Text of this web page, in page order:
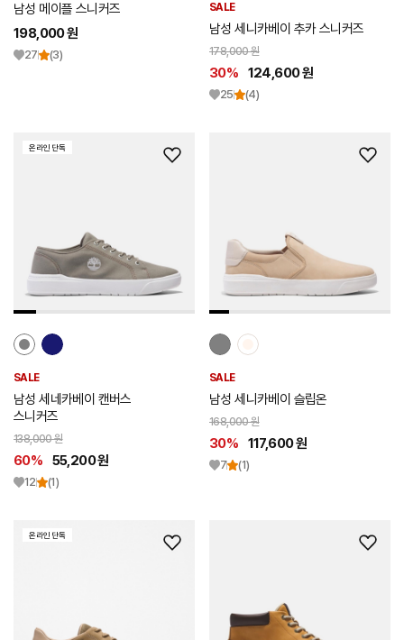
남성 메이플 스니커즈
198,000 원
27 (3)
SALE
남성 세니카베이 추카 스니커즈
178,000 원
30% 124,600 원
25 (4)
위
추
가
온라인 단독
SALE
남성 세네카베이 캔버스
스니커즈
138,000 원
60% 55,200 원
12 (1)
위
추
가
SALE
남성 세니카베이 슬립온
168,000 원
30% 117,600 원
7 (1)
위
온라인 단독
위